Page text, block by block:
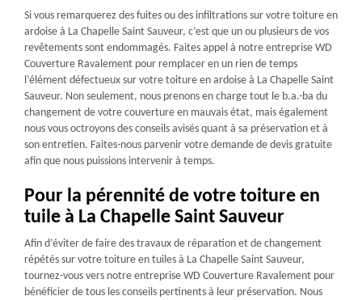
Si vous remarquerez des fuites ou des infiltrations sur votre toiture en
ardoise à La Chapelle Saint Sauveur, c’est que un ou plusieurs de vos
revêtements sont endommagés. Faites appel à notre entreprise WD
Couverture Ravalement pour remplacer en un rien de temps
l’élément défectueux sur votre toiture en ardoise à La Chapelle Saint
Sauveur. Non seulement, nous prenons en charge tout le b.a.-ba du
changement de votre couverture en mauvais état, mais également
nous vous octroyons des conseils avisés quant à sa préservation et à
son entretien. Faites-nous parvenir votre demande de devis gratuite
afin que nous puissions intervenir à temps.
Pour la pérennité de votre toiture en
tuile à La Chapelle Saint Sauveur
Afin d’éviter de faire des travaux de réparation et de changement
répétés sur votre toiture en tuiles à La Chapelle Saint Sauveur,
tournez-vous vers notre entreprise WD Couverture Ravalement pour
bénéficier de tous les conseils pertinents à leur préservation. Nous